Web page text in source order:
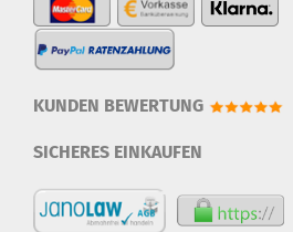
KUNDEN BEWERTUNG
SICHERES EINKAUFEN